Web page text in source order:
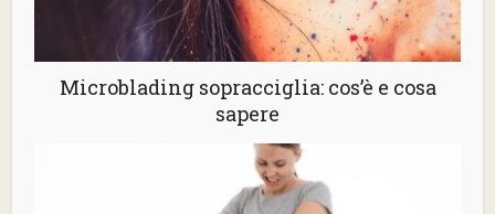
Microblading sopracciglia: cos’è e cosa
sapere